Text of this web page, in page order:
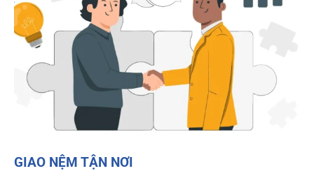
GIAO NỆM TẬN NƠI